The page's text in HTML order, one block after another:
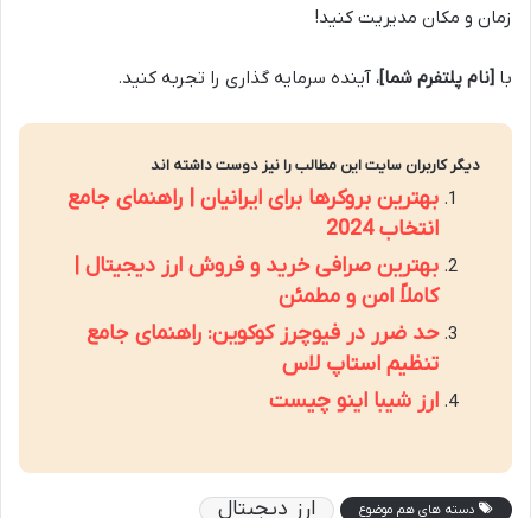
زمان و مکان مدیریت کنید!
با [نام پلتفرم شما]، آینده سرمایه گذاری را تجربه کنید.
دیگر کاربران سایت این مطالب را نیز دوست داشته اند
بهترین بروکرها برای ایرانیان | راهنمای جامع
انتخاب 2024
بهترین صرافی خرید و فروش ارز دیجیتال |
کاملاً امن و مطمئن
حد ضرر در فیوچرز کوکوین: راهنمای جامع
تنظیم استاپ لاس
ارز شیبا اینو چیست
دسته های هم موضوع ارز دیجیتال